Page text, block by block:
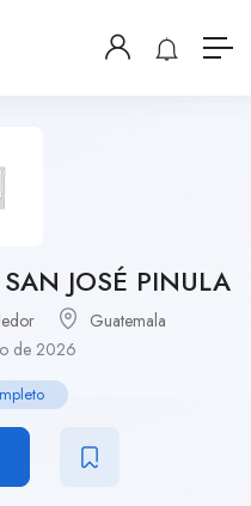
JOSÉ PINULA
Guatemala
de 2026